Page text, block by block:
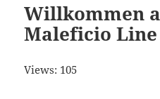
Willkommen
Maleficio Line
Views: 105